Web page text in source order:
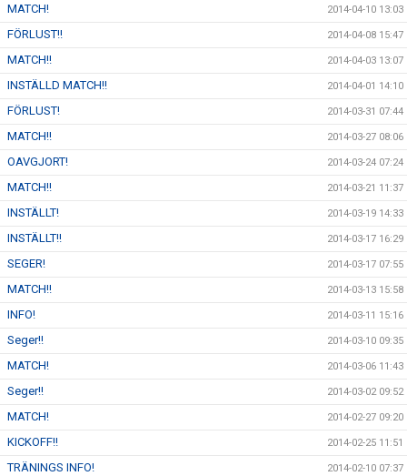
MATCH! 2014-04-10 13:03
FÖRLUST!! 2014-04-08 15:47
MATCH!! 2014-04-03 13:07
INSTÄLLD MATCH!! 2014-04-01 14:10
FÖRLUST! 2014-03-31 07:44
MATCH!! 2014-03-27 08:06
OAVGJORT! 2014-03-24 07:24
MATCH!! 2014-03-21 11:37
INSTÄLLT! 2014-03-19 14:33
INSTÄLLT!! 2014-03-17 16:29
SEGER! 2014-03-17 07:55
MATCH!! 2014-03-13 15:58
INFO! 2014-03-11 15:16
Seger!! 2014-03-10 09:35
MATCH! 2014-03-06 11:43
Seger!! 2014-03-02 09:52
MATCH! 2014-02-27 09:20
KICKOFF!! 2014-02-25 11:51
TRÄNINGS INFO! 2014-02-10 07:37